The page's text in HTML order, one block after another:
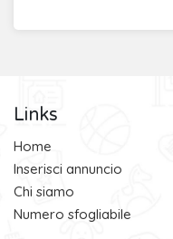
Links
Home
Inserisci annuncio
Chi siamo
Numero sfogliabile